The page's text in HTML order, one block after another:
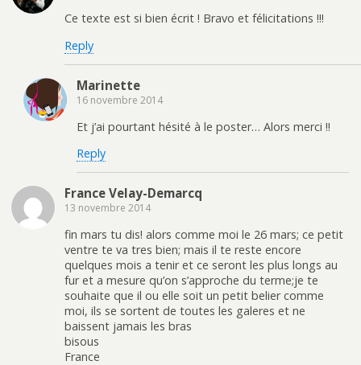
Ce texte est si bien écrit ! Bravo et félicitations !!!
Reply
Marinette
16 novembre 2014
Et j’ai pourtant hésité à le poster… Alors merci !!
Reply
France Velay-Demarcq
13 novembre 2014
fin mars tu dis! alors comme moi le 26 mars; ce petit
ventre te va tres bien; mais il te reste encore
quelques mois a tenir et ce seront les plus longs au
fur et a mesure qu’on s’approche du terme;je te
souhaite que il ou elle soit un petit belier comme
moi, ils se sortent de toutes les galeres et ne
baissent jamais les bras
bisous
France